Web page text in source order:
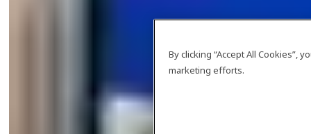
By clicking “Accept All Cookies”,
marketing efforts.